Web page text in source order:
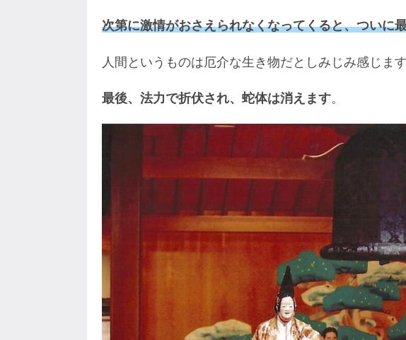
次第に激情がおさえられなくなってくると、ついに
人間というものは厄介な生き物だとしみじみ感じます
最後、法力で折伏され、蛇体は消えます。